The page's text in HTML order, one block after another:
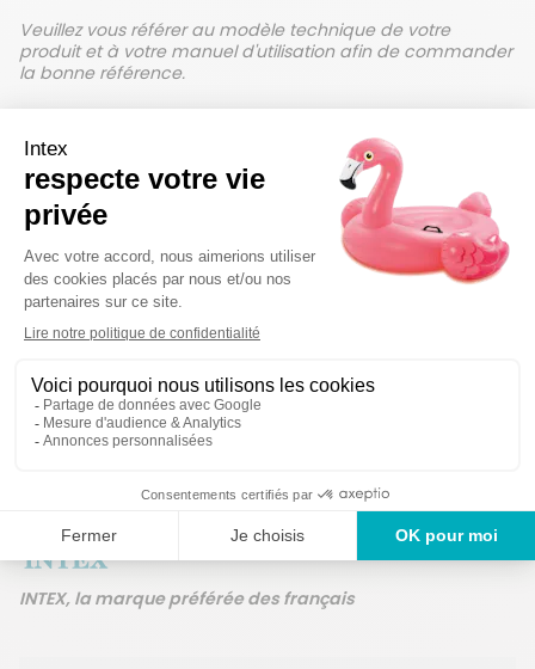
Veuillez vous référer au modèle technique de votre
produit et à votre manuel d'utilisation afin de commander
la bonne référence.
Détails techniques
Un service en France
INTEX, la marque préférée des français